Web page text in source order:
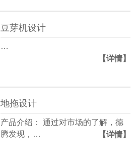
豆芽机设计
…
【详情】
地拖设计
产品介绍： 通过对市场的了解，德
腾发现，…
【详情】